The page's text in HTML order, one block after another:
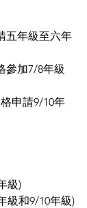
五年級至六年
參加7/8年級
申請9/10年
級)
級和9/10年級)